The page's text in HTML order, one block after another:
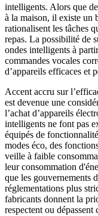
intelligents. Alors que
à la maison, il existe un
rationalisent les tâches
repas. La possibilité de
ondes intelligents à
commandes vocales
d’appareils efficaces et
Accent accru sur
est devenue une
l’achat d’appareils
intelligents ne font pas
équipés de
modes éco, des
veille à faible
leur consommation
que les gouvernements
réglementations plus
fabricants donnent la
respectent ou dépassent